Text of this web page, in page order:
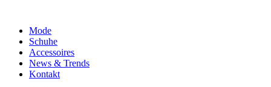
wechselnMode
Schuhe
Accessoires
News & Trends
Kontakt